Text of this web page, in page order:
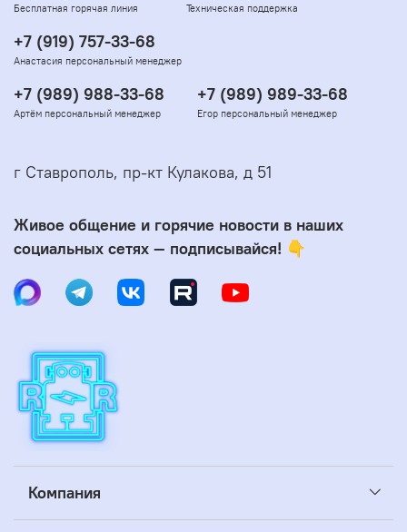
Компания
Бесплатная горячая линия Техническая поддержка
+7 (919) 757-33-68
Анастасия персональный менеджер
+7 (989) 988-33-68
Артём персональный менеджер
+7 (989) 989-33-68
Егор персональный менеджер
г Ставрополь, пр-кт Кулакова, д 51
Живое общение и горячие новости в наших
социальных сетях — подписывайся! 👇